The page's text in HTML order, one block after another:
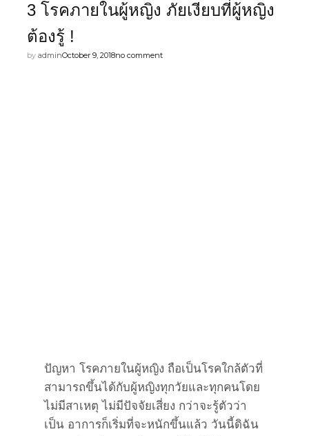
3 โรคภายในผู้หญิง ภัยเงียบที่ผู้หญิง
ต้องรู้ !
by adminOctober 9, 2018no comment
ปัญหา โรคภายในผู้หญิง ถือเป็นโรคใกล้ตัวที่
สามารถขึ้นได้กับผู้หญิงทุกวัยและทุกคนโดย
ไม่มีสาเหตุ ไม่มีปัจจัยเสี่ยง กว่าจะรู้ตัวว่า
เป็น อาการก็เริ่มที่จะหนักขึ้นแล้ว วันนี้ดิฉัน